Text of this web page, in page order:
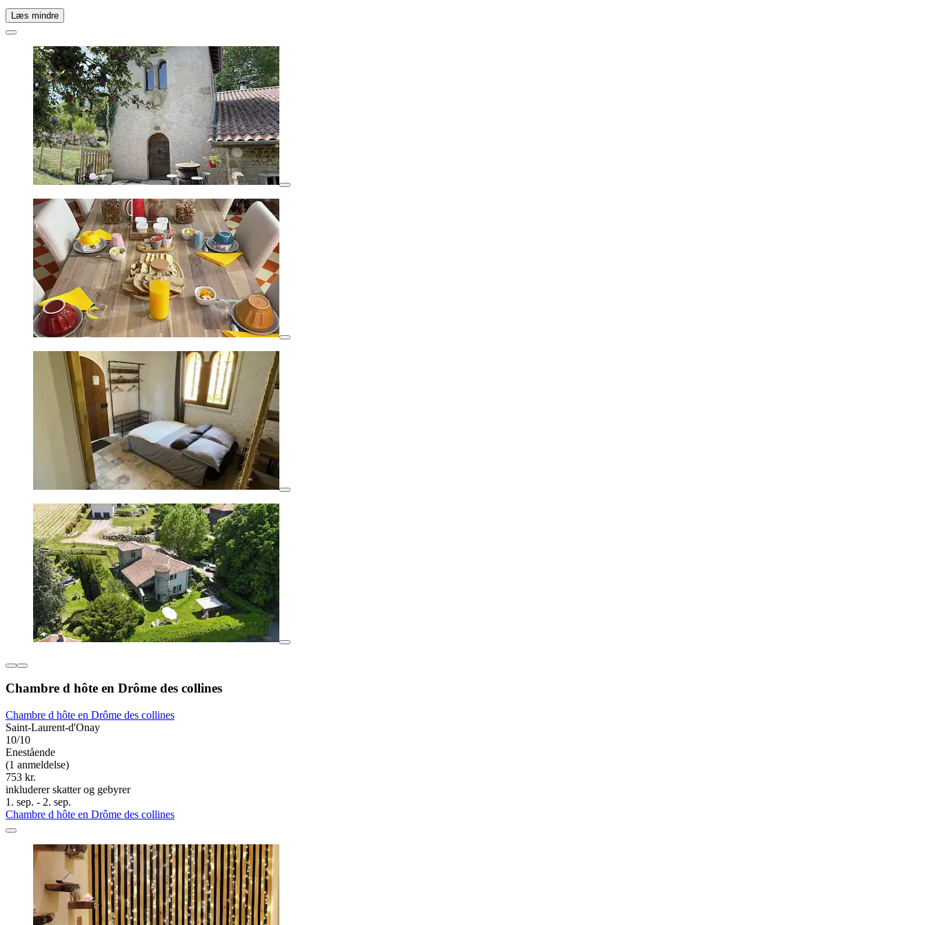
Læs mindre
Chambre d hôte en Drôme des collines
Chambre d hôte en Drôme des collines
Saint-Laurent-d'Onay
10/10
Enestående
(1 anmeldelse)
753 kr.
inkluderer skatter og gebyrer
1. sep. - 2. sep.
Chambre d hôte en Drôme des collines